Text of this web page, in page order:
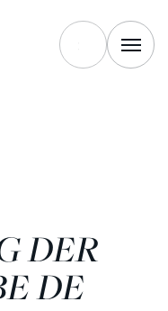
DER
DE